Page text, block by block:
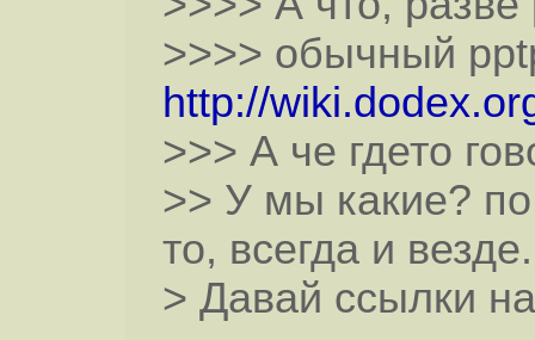
>>>> обычный
http://
>>> А че гдето
>> У мы какие?
то, всегда и везде.
> Давай ссылки